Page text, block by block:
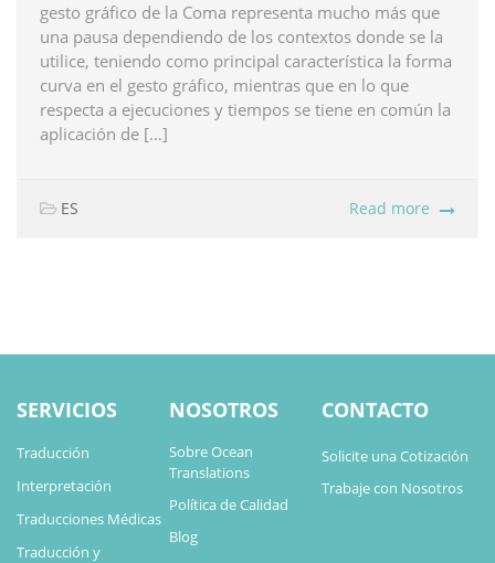
gesto gráfico de la Coma representa mucho más que
una pausa dependiendo de los contextos donde se la
utilice, teniendo como principal característica la forma
curva en el gesto gráfico, mientras que en lo que
respecta a ejecuciones y tiempos se tiene en común la
aplicación de […]
ES Read more
SERVICIOS
Traducción
Interpretación
Traducciones Médicas
Traducción y
NOSOTROS
Sobre Ocean
Translations
Política de Calidad
Blog
CONTACTO
Solicite una Cotización
Trabaje con Nosotros